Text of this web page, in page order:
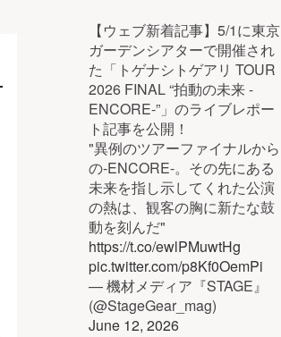
【ウェブ新着記事】5/1に東京
ガーデンシアターで開催され
た「トゲナシトゲアリ TOUR
2026 FINAL “拍動の未来 -
ENCORE-”」のライブレポー
ト記事を公開！
"異例のツアーファイナルから
の-ENCORE-。その先にある
未来を指し示してくれた公演
の熱は、観客の胸に新たな鼓
動を刻んだ"
https://t.co/ewlPMuwtHg
pic.twitter.com/p8Kf0OemPi
— 機材メディア『STAGE』
(@StageGear_mag)
June 12, 2026